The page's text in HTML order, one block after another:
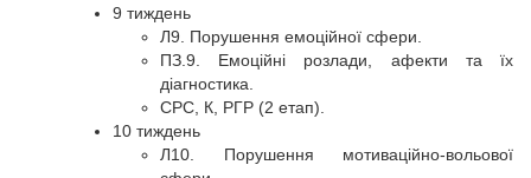
9 тиждень
Л9. Порушення емоційної сфери.
ПЗ.9. Емоційні розлади, афекти та їх
діагностика.
СРС, К, РГР (2 етап).
10 тиждень
Л10. Порушення мотиваційно-вольової